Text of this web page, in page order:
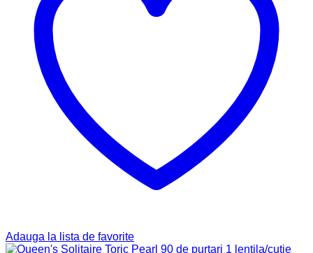
Adauga la lista de favorite